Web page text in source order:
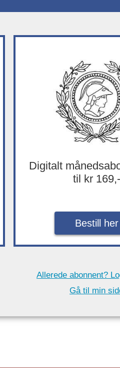
Digitalt
til kr 169,-
Bestill her
Allerede abonnent?
Gå til min